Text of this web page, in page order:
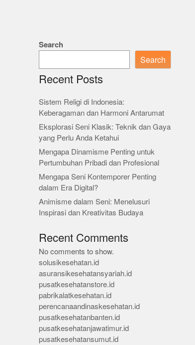
Search
Search
Recent Posts
Sistem Religi di Indonesia:
Keberagaman dan Harmoni Antarumat
Eksplorasi Seni Klasik: Teknik dan Gaya
yang Perlu Anda Ketahui
Mengapa Dinamisme Penting untuk
Pertumbuhan Pribadi dan Profesional
Mengapa Seni Kontemporer Penting
dalam Era Digital?
Animisme dalam Seni: Menelusuri
Inspirasi dan Kreativitas Budaya
Recent Comments
No comments to show.
solusikesehatan.id
asuransikesehatansyariah.id
pusatkesehatanstore.id
pabrikalatkesehatan.id
perencanaandinaskesehatan.id
pusatkesehatanbanten.id
pusatkesehatanjawatimur.id
pusatkesehatansumut.id